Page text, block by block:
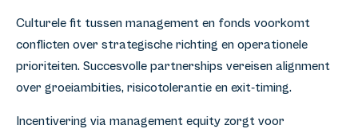
Culturele fit tussen management en fonds voorkomt
conflicten over strategische richting en operationele
prioriteiten. Succesvolle partnerships vereisen alignment
over groeiambities, risicotolerantie en exit-timing.
Incentivering via management equity zorgt voor